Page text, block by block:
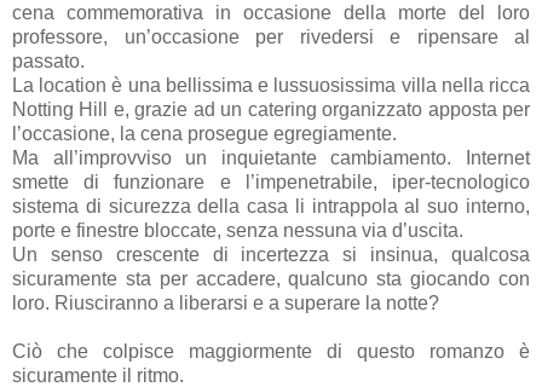
cena commemorativa in occasione della morte del loro
professore, un’occasione per rivedersi e ripensare al
passato.
La location è una bellissima e lussuosissima villa nella ricca
Notting Hill e, grazie ad un catering organizzato apposta per
l’occasione, la cena prosegue egregiamente.
Ma all’improvviso un inquietante cambiamento. Internet
smette di funzionare e l’impenetrabile, iper-tecnologico
sistema di sicurezza della casa li intrappola al suo interno,
porte e finestre bloccate, senza nessuna via d’uscita.
Un senso crescente di incertezza si insinua, qualcosa
sicuramente sta per accadere,qualcuno sta giocando con
loro. Riusciranno a liberarsi e a superare la notte?
Ciò che colpisce maggiormente di questo romanzo è
sicuramente il ritmo.